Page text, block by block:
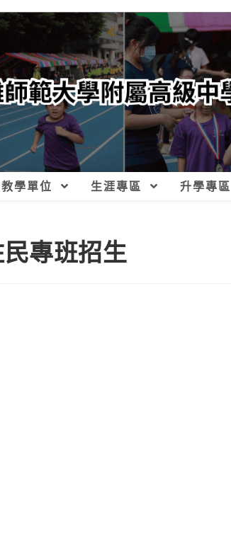
教學單位 生涯專區 升學專區
專班招生